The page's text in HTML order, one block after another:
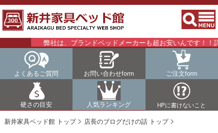
弊社は、ブランドベッドメーカーも超お安いんです！！詳細
よくあるご質問 お問い合わせform ご注文form
硬さの目安 人気ランキング HPに書けないこと
新井家具ベッド館 トップ 店長のブログだけの話 トップ